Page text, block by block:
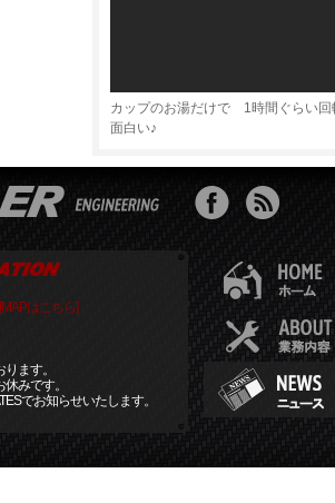
カップのお湯だけで 1時間ぐらい回
面白い♪
[MAPはこちら]
ます。
みです。
でお知らせいたします。